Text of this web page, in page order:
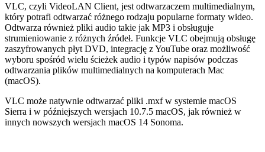
VLC, czyli VideoLAN Client, jest odtwarzaczem multimedialnym,
który potrafi odtwarzać różnego rodzaju popularne formaty wideo.
Odtwarza również pliki audio takie jak MP3 i obsługuje
strumieniowanie z różnych źródeł. Funkcje VLC obejmują obsługę
zaszyfrowanych płyt DVD, integrację z YouTube oraz możliwość
wyboru spośród wielu ścieżek audio i typów napisów podczas
odtwarzania plików multimedialnych na komputerach Mac
(macOS).
VLC może natywnie odtwarzać pliki .mxf w systemie macOS
Sierra i w późniejszych wersjach 10.7.5 macOS, jak również w
innych nowszych wersjach macOS 14 Sonoma.